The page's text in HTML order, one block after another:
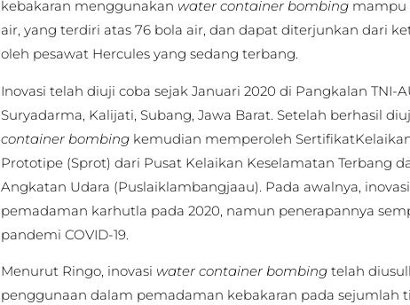
kebakaran menggunakan water container bombingmampu
air, yang terdiri atas 76 bola air, dan dapat diterjunkan dari
oleh pesawat Hercules yang sedang terbang.
Inovasi telah diuji coba sejak Januari 2020 di Pangkalan TNI-
Suryadarma, Kalijati, Subang, Jawa Barat. Setelah berhasil
container bombingkemudian memperoleh
Prototipe (Sprot) dari Pusat Kelaikan Keselamatan Terbang
Angkatan Udara (Puslaiklambangjaau). Pada awalnya,
pemadaman karhutla pada 2020, namun penerapannya
pandemi COVID-19.
Menurut Ringo, inovasi water container bombingtelah
penggunaan dalam pemadaman kebakaran pada sejumlah